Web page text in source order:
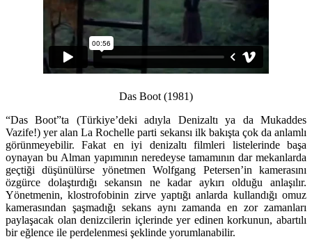
Das Boot (1981)
“Das Boot”ta (Türkiye’deki adıyla Denizaltı ya da Mukaddes
Vazife!) yer alan La Rochelle parti sekansı ilk bakışta çok da anlamlı
görünmeyebilir. Fakat en iyi denizaltı filmleri listelerinde başa
oynayan bu Alman yapımının neredeyse tamamının dar mekanlarda
geçtiği düşünülürse yönetmen Wolfgang Petersen’in kamerasını
özgürce dolaştırdığı sekansın ne kadar aykırı olduğu anlaşılır.
Yönetmenin, klostrofobinin zirve yaptığı anlarda kullandığı omuz
kamerasından şaşmadığı sekans aynı zamanda en zor zamanları
paylaşacak olan denizcilerin içlerinde yer edinen korkunun, abartılı
bir eğlence ile perdelenmesi şeklinde yorumlanabilir.